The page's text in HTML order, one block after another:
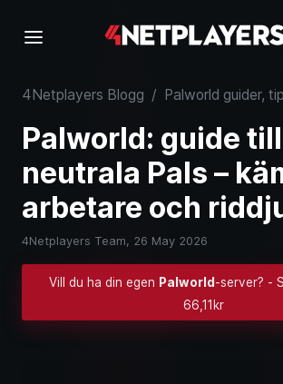
4Netplayers Blogg / Palworld guider,
Palworld: guide till
neutrala Pals –
arbetare och
4Netplayers Team, 26 May 2026
Vill du ha din egen Palworld -server? -
66,11kr